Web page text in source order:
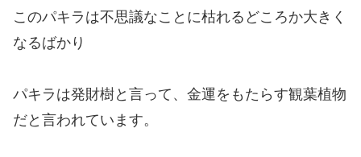
このパキラは不思議なことに枯れるどころか大きく
なるばかり
パキラは発財樹と言って、金運をもたらす観葉植物
だと言われています。